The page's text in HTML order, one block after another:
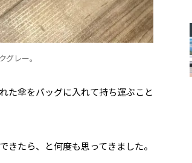
レー。
た傘をバッグに入れて持ち運ぶこと
たら、と何度も思ってきました。